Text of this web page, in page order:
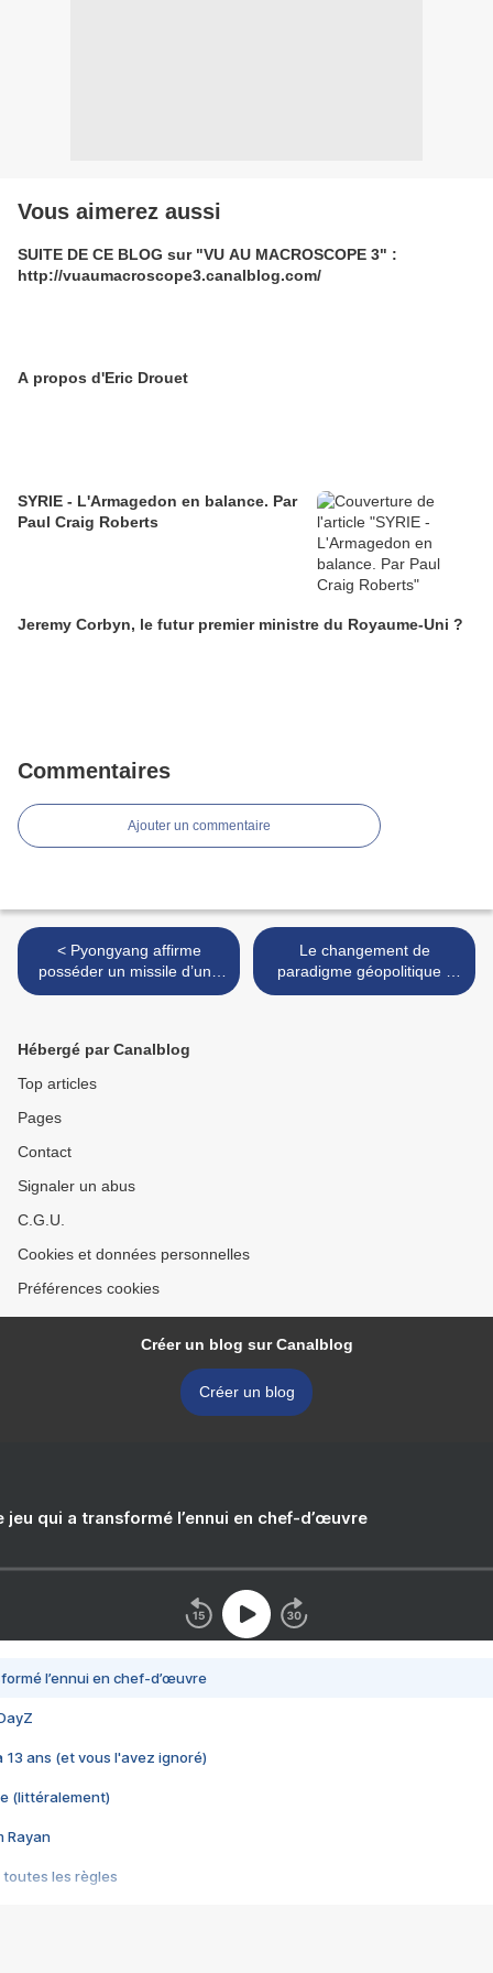
Vous aimerez aussi
SUITE DE CE BLOG sur "VU AU MACROSCOPE 3" :
http://vuaumacroscope3.canalblog.com/
A propos d'Eric Drouet
SYRIE - L'Armagedon en balance. Par
Paul Craig Roberts
Jeremy Corbyn, le futur premier ministre du Royaume-Uni ?
Commentaires
Ajouter un commentaire
< Pyongyang affirme
posséder un missile d’une
portée de 3.000 km capable
Le changement de
paradigme géopolitique -
Régis CHAMAGNE . Juin
Hébergé par Canalblog
Top articles
Pages
Contact
Signaler un abus
C.G.U.
Cookies et données personnelles
Préférences cookies
Créer un blog sur Canalblog
Créer un blog
jeu qui a transformé l’ennui en chef-d’œuvre
l’ennui en chef-d’œuvre
13 ans (et vous l'avez ignoré)
(littéralement)
Rayan
toutes les règles